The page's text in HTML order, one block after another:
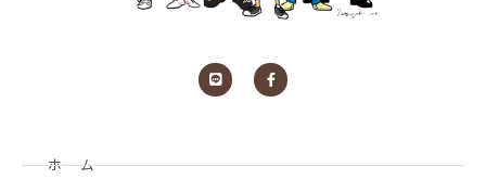
ホーム